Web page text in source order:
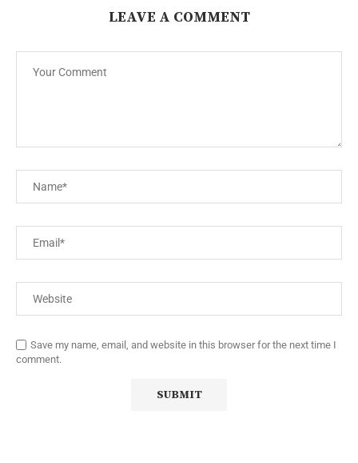
LEAVE A COMMENT
Save my name, email, and website in this browser for the next time I
comment.